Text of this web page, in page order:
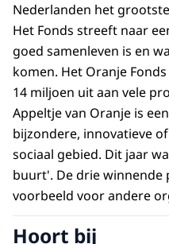
Nederlanden het
Het Fonds streeft naar
goed samenleven is en
komen. Het Oranje
14 miljoen uit aan vele
Appeltje van Oranje is
bijzondere, innovatieve
sociaal gebied. Dit jaar
buurt'. De drie winnende
voorbeeld voor andere
Hoort bij